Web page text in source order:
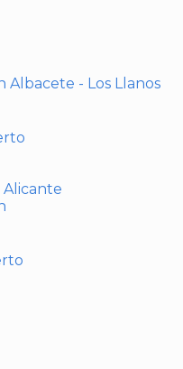
Albacete - Los Llanos
Alicante